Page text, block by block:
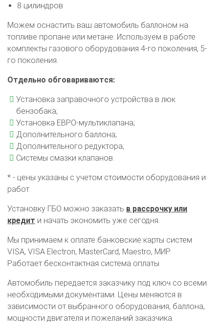
8 цилиндров
Можем оснастить ваш автомобиль баллоном на
топливе пропане или метане. Используем в работе
комплекты газового оборудования 4-го поколения, 5-
го поколения.
Отдельно обговариваются:
Установка заправочного устройства в люк
бензобака;
Установка ЕВРО-мультиклапана;
Дополнительного баллона;
Дополнительного редуктора;
Системы смазки клапанов.
* - цены указаны с учетом стоимости оборудования и
работ.
Установку ГБО можно заказать в рассрочку или
кредит и начать экономить уже сегодня.
Мы принимаем к оплате банковские карты систем
VISA, VISA Electron, MasterCard, Maestro, МИР.
Работает бесконтактная система оплаты
Автомобиль передается заказчику под ключ со всеми
необходимыми документами. Цены меняются в
зависимости от выбранного оборудования, баллона,
мощности двигателя и пожеланий заказчика.